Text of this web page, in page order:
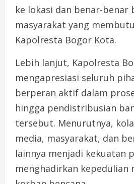
ke lokasi dan benar-benar
masyarakat yang
Kapolresta Bogor Kota.
Lebih lanjut, Kapolresta
mengapresiasi seluruh
berperan aktif dalam
hingga pendistribusian
tersebut. Menurutnya,
media, masyarakat, dan
lainnya menjadi kekuatan
menghadirkan kepedulian